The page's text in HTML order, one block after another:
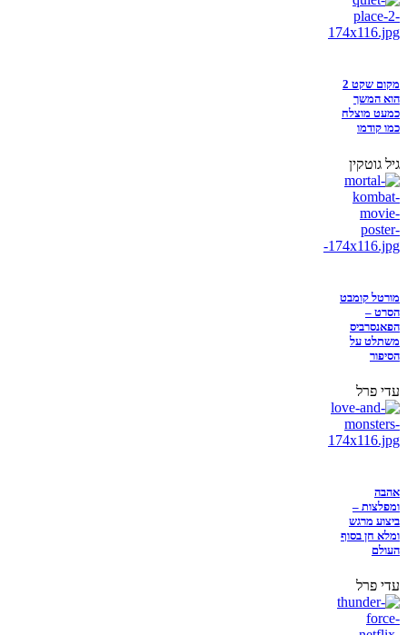
מקום שקט 2
הוא המשך
כמעט מוצלח
כמו קודמו
גיל גוטקין
מורטל קומבט
הסרט –
הפאנסרביס
משתלט על
הסיפור
עדי פרל
אהבה
ומפלצות –
ביצוע מרגש
ומלא חן בסוף
העולם
עדי פרל